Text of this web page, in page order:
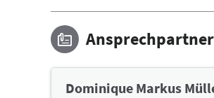
Ansprechpartner
Dominique Markus